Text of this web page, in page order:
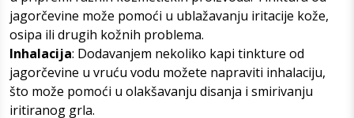
jagorčevine može pomoći u ublažavanju iritacije kože,
osipa ili drugih kožnih problema.
Inhalacija: Dodavanjem nekoliko kapi tinkture od
jagorčevine u vruću vodu možete napraviti inhalaciju,
što može pomoći u olakšavanju disanja i smirivanju
iritiranog grla.